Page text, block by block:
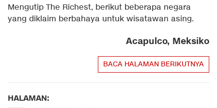
Mengutip The Richest, berikut beberapa negara
yang diklaim berbahaya untuk wisatawan asing.
Acapulco, Meksiko
BACA HALAMAN BERIKUTNYA
HALAMAN: